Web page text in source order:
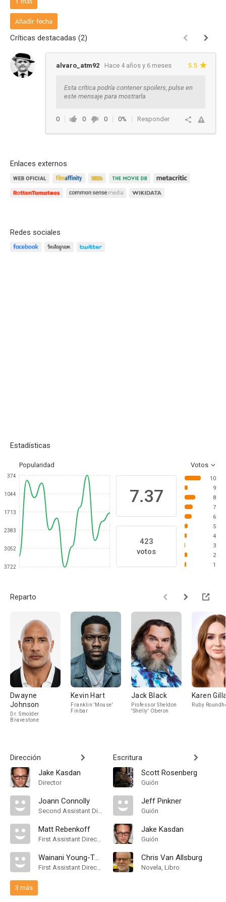
- V.O:
Añadir fecha
Críticas destacadas (2)
alvaro_atm92 Hace 4 años y 6 meses 5.5
Esta crítica podría contener spoilers, pulse en
este mensaje para mostrarla
0 0 0 0% Responder
Enlaces externos
Redes sociales
Estadísticas
Popularidad Votos
374
1044
1713
2383
3052
3722
7.37
423
votos
10
9
8
7
6
5
4
3
2
1
Reparto
Dwayne
Johnson
Dr. Smolder
Bravestone
Kevin Hart
Franklin 'Mouse'
Finbar
Jack Black
Professor Sheldon
'Shelly' Oberon
Karen
Ruby
Dirección
Jake Kasdan
Director
Joann Connolly
Second Assistant Director
Matt Rebenkoff
First Assistant Director
Wainani Young-Tomich
First Assistant Director
3 más
Escritura
Scott Rosenberg
Guión
Jeff Pinkner
Guión
Jake Kasdan
Guión
Chris Van Allsburg
Novela, Libro